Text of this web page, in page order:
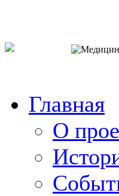
Главная
О